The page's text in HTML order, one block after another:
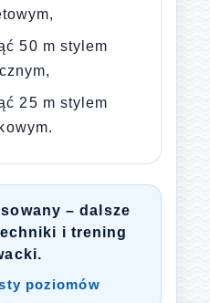
50 m stylem
25 m stylem
– dalsze
i trening
poziomów